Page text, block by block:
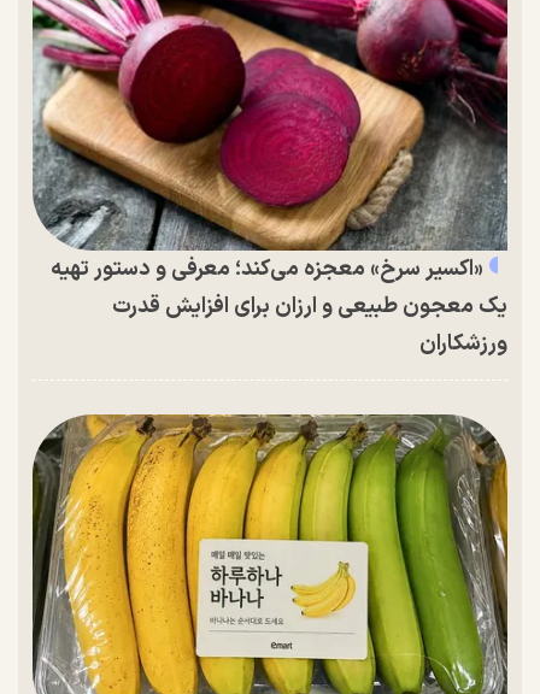
«اکسیر سرخ» معجزه می‌کند؛ معرفی و دستور تهیه
یک معجون طبیعی و ارزان برای افزایش قدرت
ورزشکاران